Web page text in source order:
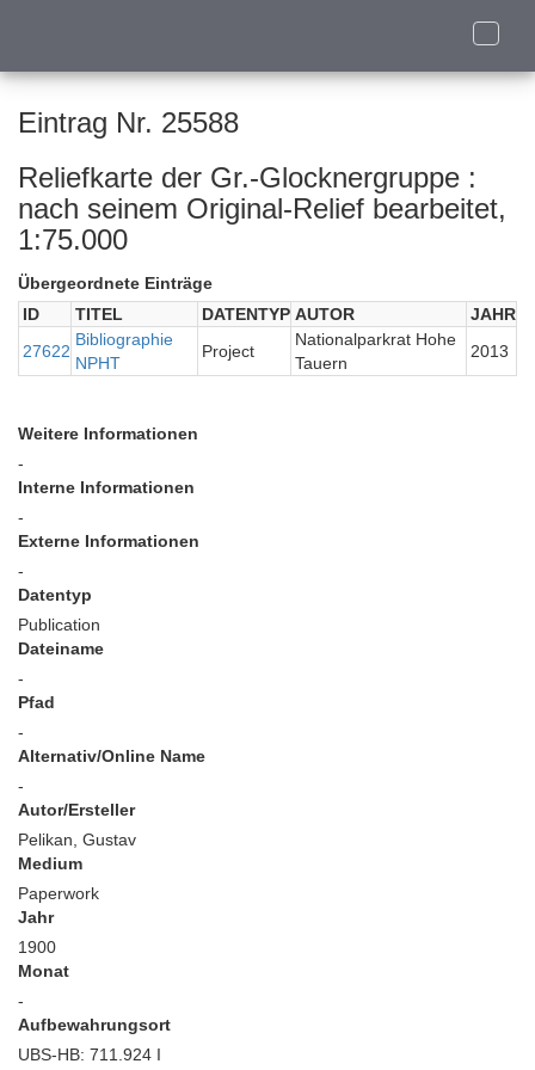
Toggle
Eintrag Nr. 25588
Reliefkarte der Gr.-Glocknergruppe :
nach seinem Original-Relief bearbeitet,
1:75.000
Übergeordnete Einträge
ID
TITEL DATENTYP AUTOR
JAHR
27622
Bibliographie
NPHT
Project
Nationalparkrat Hohe
Tauern
2013
Weitere Informationen
-
Interne Informationen
-
Externe Informationen
-
Datentyp
Publication
Dateiname
-
Pfad
-
Alternativ/Online Name
-
Autor/Ersteller
Pelikan, Gustav
Medium
Paperwork
Jahr
1900
Monat
-
Aufbewahrungsort
UBS-HB: 711.924 I